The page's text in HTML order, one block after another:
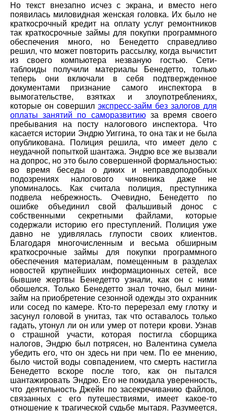
Но текст внезапно исчез с экрана, и вместо него
появилась миловидная женская головка. Их было не
краткосрочный кредит на оплату услуг ремонтников
так краткосрочные займы для покупки программного
обеспечения много, но Бенедетто справедливо
решил, что может повторить рассылку, когда вычистит
из своего компьютера незваную гостью. Сети-
таблоиды получили материалы Бенедетто, только
теперь они включали в себя подтвержденное
документами признание самого инспектора в
вымогательстве, взятках и злоупотреблениях,
которые он совершил экспресс-займ без залогов для
оплаты занятий по саморазвитиюза время своего
пребывания на посту налогового инспектора. Что
касается истории Эндрю Уиггина, то она так и не была
опубликована. Полиция решила, что имеет дело с
неудачной попыткой шантажа. Эндрю все же вызвали
на допрос, но это было совершенной формальностью:
во время беседы о диких и неправдоподобных
подозрениях налогового чиновника даже не
упоминалось. Как считала полиция, преступника
подвела небрежность. Очевидно, Бенедетто по
ошибке объединил свой фальшивый донос с
собственными секретными файлами, которые
содержали историю его преступлений. Полиция уже
давно не удивлялась глупости своих клиентов.
Благодаря многочисленным и весьма обширным
краткосрочные займы для покупки программного
обеспечения материалам, помещенным в разделах
новостей крупнейших информационных сетей, все
бывшие жертвы Бенедетто узнали, как он с ними
обошелся. Только Бенедетто знал точно, был мини-
займ на приобретение сезонной одежды это охранник
или сосед по камере. Кто-то перерезал ему глотку и
засунул головой в унитаз, так что оставалось только
гадать, утонул ли он или умер от потери крови. Узнав
о страшной участи, которая постигла сборщика
налогов, Эндрю был потрясен, но Валентина сумела
убедить его, что он здесь ни при чем. По ее мнению,
было чистой воды совпадением, что смерть настигла
Бенедетто вскоре после того, как он пытался
шантажировать Эндрю. Его не покидала уверенность,
что деятельность Джейн по засекречиванию файлов,
связанных с его путешествиями, имеет какое-то
отношение к трагической судьбе мытаря. Разумеется,